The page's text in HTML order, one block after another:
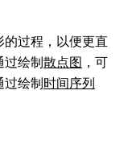
的过程，以便更直
绘制 散点图 ，可
绘制 时间序列